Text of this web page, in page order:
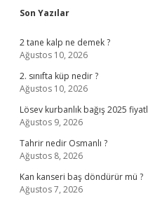
Sidebar
Son Yazılar
2 tane kalp ne demek ?
Ağustos 10, 2026
2. sınıfta küp nedir ?
Ağustos 10, 2026
Lösev kurbanlık bağış 2025
Ağustos 9, 2026
Tahrir nedir Osmanlı ?
Ağustos 8, 2026
Kan kanseri baş döndürür mü ?
Ağustos 7, 2026